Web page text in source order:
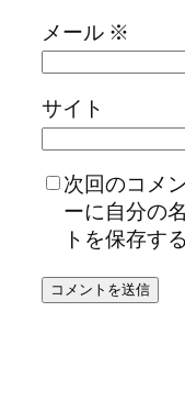
メール ※
サイト
次回のコメ
ーに自分の
トを保存する